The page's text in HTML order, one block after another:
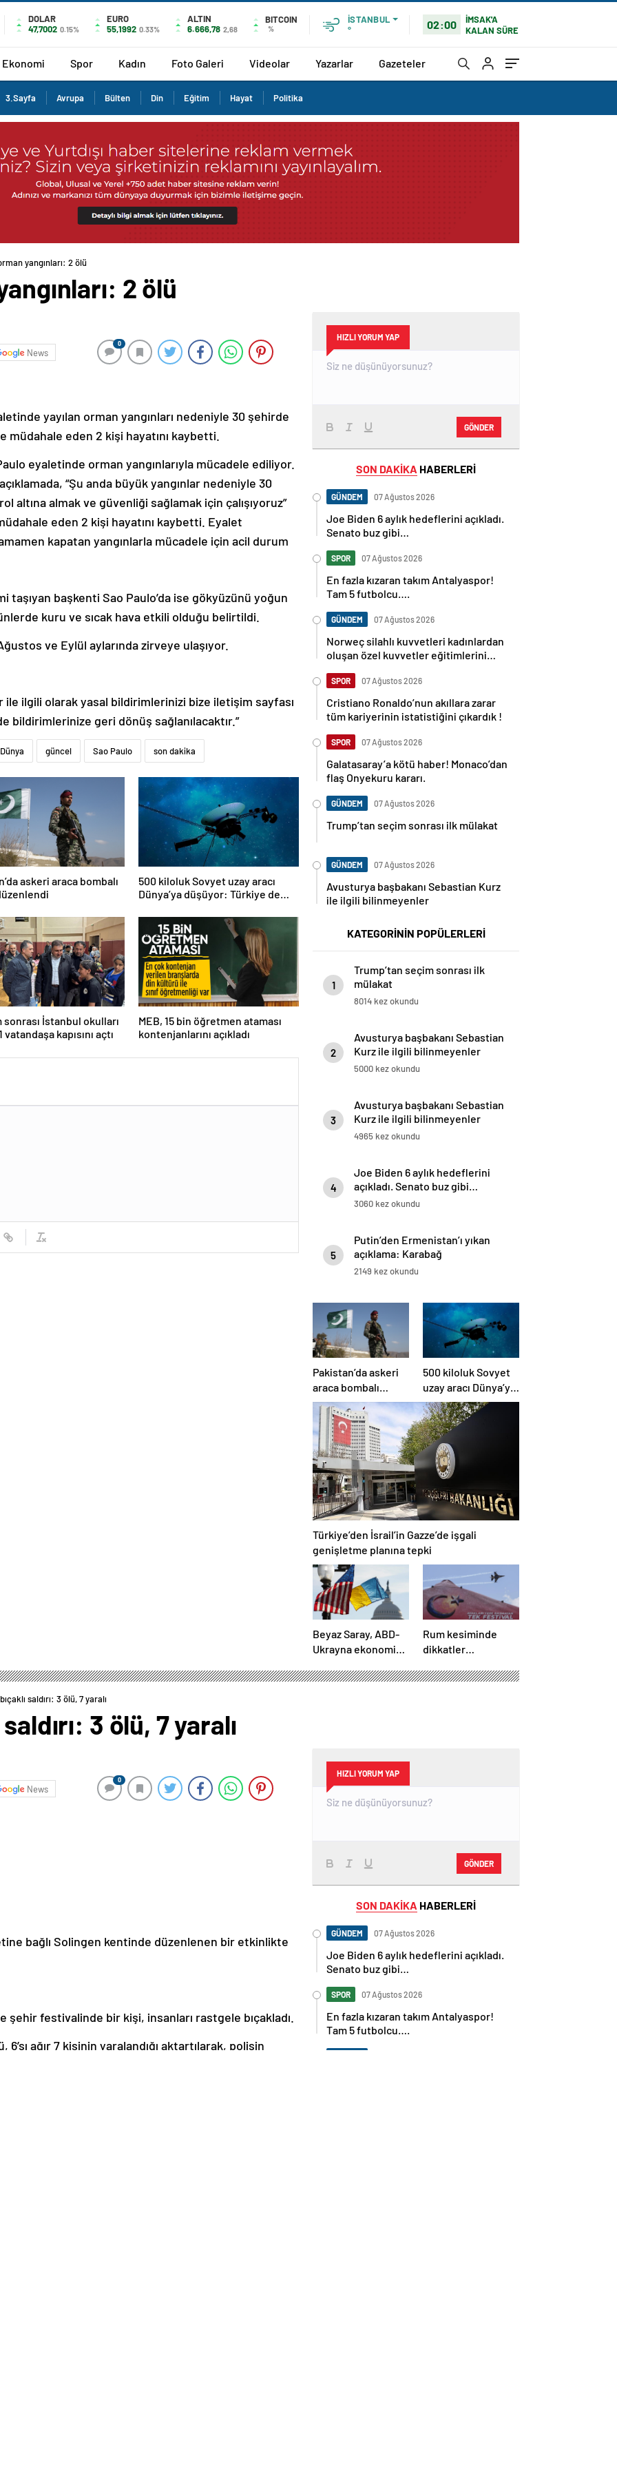
DOLAR
47,7002 0.15%
EURO
55,1992 0.33%
ALTIN
6.666,78 2,68
BITCOIN
%
İSTANBUL
°
02:00
İMSAK'A
KALAN SÜRE
Ekonomi Spor Kadın Foto Galeri Videolar Yazarlar Gazeteler
3.Sayfa Avrupa Bülten Din Eğitim Hayat Politika
yangınları: 2 ölü
2 ölü
News
0
yayılan orman yangınları nedeniyle 30 şehirde
eden 2 kişi hayatını kaybetti.
eyaletinde orman yangınlarıyla mücadele ediliyor.
“Şu anda büyük yangınlar nedeniyle 30
altına almak ve güvenliği sağlamak için çalışıyoruz”
eden 2 kişi hayatını kaybetti. Eyalet
kapatan yangınlarla mücadele için acil durum
taşıyan başkenti Sao Paulo’da ise gökyüzünü yoğun
kuru ve sıcak hava etkili olduğu belirtildi.
ve Eylül aylarında zirveye ulaşıyor.
ile ilgili olarak yasal bildirimlerinizi bize iletişim sayfası
bildirimlerinize geri dönüş sağlanılacaktır.”
Dünya güncel Sao Paulo son dakika
askeri araca bombalı
500 kiloluk Sovyet uzay aracı
Dünya’ya düşüyor: Türkiye de
sonrası İstanbul okulları
vatandaşa kapısını açtı
MEB, 15 bin öğretmen ataması
kontenjanlarını açıkladı
HIZLI YORUM YAP
GÖNDER
SON DAKİKA HABERLERİ
GÜNDEM 07 Ağustos 2026
Joe Biden 6 aylık hedeflerini açıkladı.
Senato buz gibi…
SPOR 07 Ağustos 2026
En fazla kızaran takım Antalyaspor!
Tam 5 futbolcu….
GÜNDEM 07 Ağustos 2026
Norweç silahlı kuvvetleri kadınlardan
oluşan özel kuvvetler eğitimlerini
SPOR 07 Ağustos 2026
Cristiano Ronaldo’nun akıllara zarar
tüm kariyerinin istatistiğini çıkardık !
SPOR 07 Ağustos 2026
Galatasaray’a kötü haber! Monaco’dan
flaş Onyekuru kararı.
GÜNDEM 07 Ağustos 2026
Trump’tan seçim sonrası ilk mülakat
GÜNDEM 07 Ağustos 2026
Avusturya başbakanı Sebastian Kurz
ile ilgili bilinmeyenler
KATEGORİNİN POPÜLERLERİ
1
Trump’tan seçim sonrası ilk
mülakat
8014 kez okundu
2
Avusturya başbakanı Sebastian
Kurz ile ilgili bilinmeyenler
5000 kez okundu
3
Avusturya başbakanı Sebastian
Kurz ile ilgili bilinmeyenler
4965 kez okundu
4
Joe Biden 6 aylık hedeflerini
açıkladı. Senato buz gibi…
3060 kez okundu
5
Putin’den Ermenistan’ı yıkan
açıklama: Karabağ
Azerbaycan’ın ayrılmaz bir
2149 kez okundu
Pakistan’da askeri
araca bombalı
saldırı düzenlendi
500 kiloluk Sovyet
uzay aracı Dünya’ya
düşüyor: Türkiye de
risk altında
Türkiye’den İsrail’in Gazze’de işgali
genişletme planına tepki
Beyaz Saray, ABD-
Ukrayna ekonomik
anlaşmasının
Rum kesiminde
dikkatler
KKTC’de
saldırı: 3 ölü, 7 yaralı
3 ölü, 7 yaralı
News
0
bağlı Solingen kentinde düzenlenen bir etkinlikte
şehir festivalinde bir kişi, insanları rastgele bıçakladı.
ağır 7 kişinin yaralandığı aktartılarak, polisin
HIZLI YORUM YAP
GÖNDER
SON DAKİKA HABERLERİ
GÜNDEM 07 Ağustos 2026
Joe Biden 6 aylık hedeflerini açıkladı.
Senato buz gibi…
SPOR 07 Ağustos 2026
En fazla kızaran takım Antalyaspor!
Tam 5 futbolcu….